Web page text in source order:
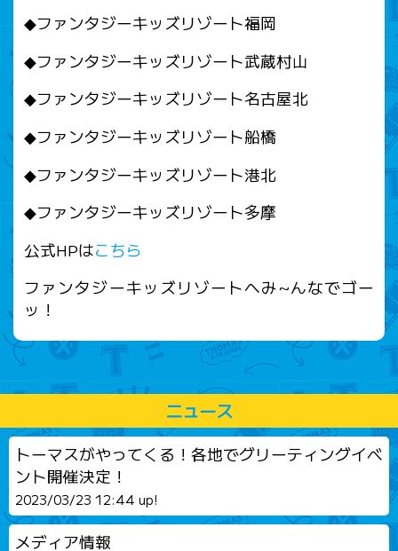
◆ファンタジーキッズリゾート福岡
◆ファンタジーキッズリゾート武蔵村山
◆ファンタジーキッズリゾート名古屋北
◆ファンタジーキッズリゾート船橋
◆ファンタジーキッズリゾート港北
◆ファンタジーキッズリゾート多摩
公式HPはこちら
ファンタジーキッズリゾートへみ~んなでゴー
ッ！
ニュース
トーマスがやってくる！各地でグリーティングイベ
ント開催決定！
2023/03/23 12:44 up!
メディア情報